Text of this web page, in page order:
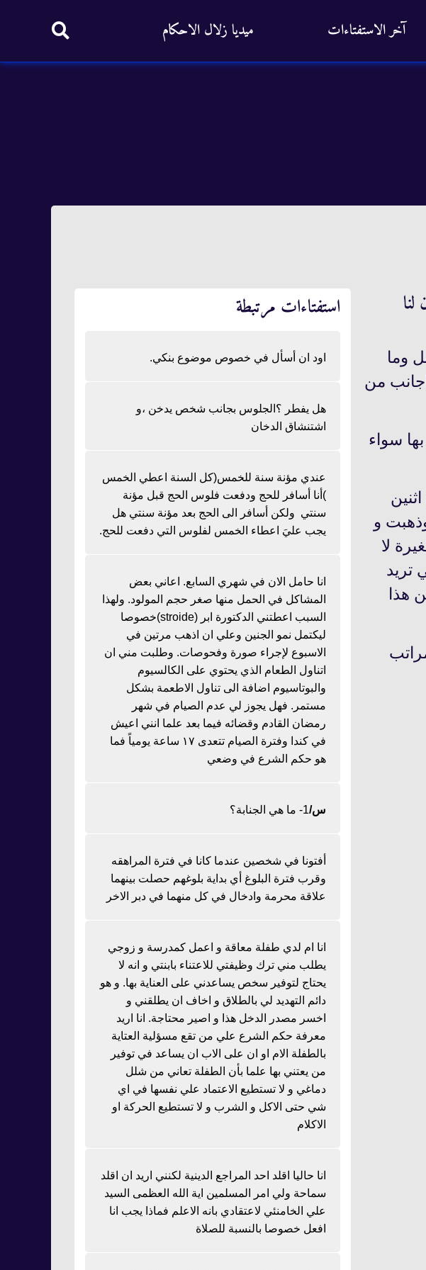
آخر الاستفتاءات ميديا زلال الاحكام
وما
من
سواء
و
لا
تريد
هذا
استفتاءات مرتبطة
اود ان أسأل في خصوص موضوع بنكي.
هل يفطر ؟الجلوس بجانب شخص يدخن ،و
اشتنشاق الدخان
عندي مؤنة سنة للخمس(كل السنة اعطي الخمس
)أنا أسافر للحج ودفعت فلوس الحج قبل مؤنة
سنتي ولكن أسافر الى الحج بعد مؤنة سنتي هل
يجب عليَ اعطاء الخمس لفلوس التي دفعت للحج.
انا حامل الان في شهري السابع. اعاني بعض
المشاكل في الحمل منها صغر حجم المولود. ولهذا
السبب اعطتني الدكتورة ابر (stroide)خصوصا
ليكتمل نمو الجنين وعلي ان اذهب مرتين في
الاسبوع لإجراء صورة وفحوصات. وطلبت مني ان
اتناول الطعام الذي يحتوي على الكالسيوم
والبوتاسيوم اضافة الى تناول الاطعمة بشكل
مستمر. فهل يجوز لي عدم الصيام في شهر
رمضان القادم وقضائه فيما بعد علما انني اعيش
في كندا وفترة الصيام تتعدى ١٧ ساعة يومياً فما
هو حكم الشرع في وضعي
س/1- ما هي الجنابة؟
أفتونا في شخصين عندما كانا في فترة المراهقه
وقرب فترة البلوغ أي بداية بلوغهم حصلت بينهما
علاقة محرمة وادخال في كل منهما في دبر الاخر
انا ام لدي طفلة معاقة و اعمل كمدرسة و زوجي
يطلب مني ترك وظيفتي للاعتناء بابنتي و انه لا
يحتاج لتوفير سخص يساعدني على العناية بها. و هو
دائم التهديد لي بالطلاق و اخاف ان يطلقني و
اخسر مصدر الدخل هذا و اصير محتاجة. انا اريد
معرفة حكم الشرع علي من تقع مسؤلية العتاية
بالطفلة الام او ان على الاب ان يساعد في توفير
من يعتني بها علما بأن الطفلة تعاني من شلل
دماغي و لا تستطيع الاعتماد علي نفسها في اي
شي حتى الاكل و الشرب و لا تستطيع الحركة او
الاكلام
انا حاليا اقلد احد المراجع الدينية لكنني اريد ان اقلد
سماحة ولي امر المسلمين اية الله العظمى السيد
علي الخامنئي لاعتقادي بانه الاعلم فماذا يجب انا
افعل خصوصا بالنسبة للصلاة